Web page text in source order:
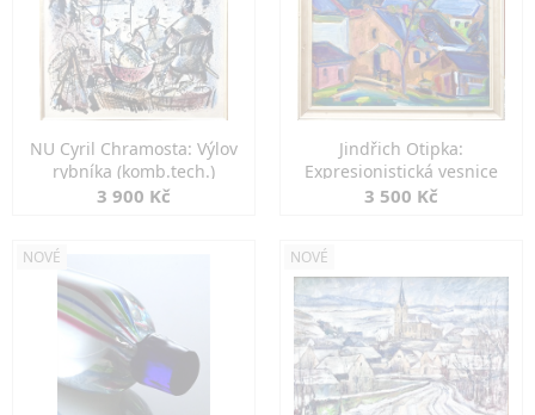
NU Cyril Chramosta: Výlov
rybníka (komb.tech.)
3 900 Kč
Jindřich Otipka:
Expresionistická vesnice
3 500 Kč
NOVÉ NOVÉ